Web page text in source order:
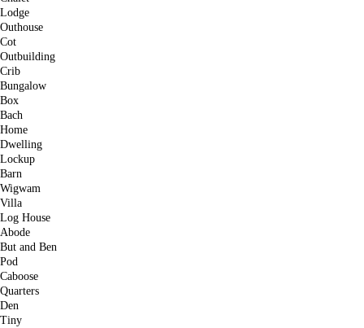
Lodge
Outhouse
Cot
Outbuilding
Crib
Bungalow
Box
Bach
Home
Dwelling
Lockup
Barn
Wigwam
Villa
Log House
Abode
But and Ben
Pod
Caboose
Quarters
Den
Tiny